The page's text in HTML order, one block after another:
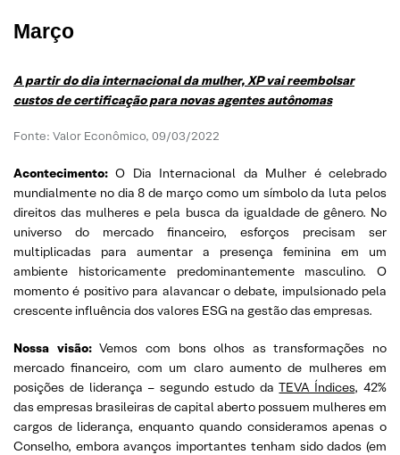
Março
A partir do dia internacional da mulher, XP vai reembolsar
custos de certificação para novas agentes autônomas
Fonte: Valor Econômico, 09/03/2022
Acontecimento: O Dia Internacional da Mulher é celebrado
mundialmente no dia 8 de março como um símbolo da luta pelos
direitos das mulheres e pela busca da igualdade de gênero. No
universo do mercado financeiro, esforços precisam ser
multiplicadas para aumentar a presença feminina em um
ambiente historicamente predominantemente masculino. O
momento é positivo para alavancar o debate, impulsionado pela
crescente influência dos valores ESG na gestão das empresas.
Nossa visão:Vemos com bons olhos as transformações no
mercado financeiro, com um claro aumento de mulheres em
posições de liderança – segundo estudo daTEVA Índices, 42%
das empresas brasileiras de capital aberto possuem mulheres em
cargos de liderança, enquanto quando consideramos apenas o
Conselho, embora avanços importantes tenham sido dados (em